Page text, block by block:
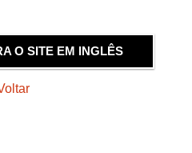
O SITE EM INGLÊS